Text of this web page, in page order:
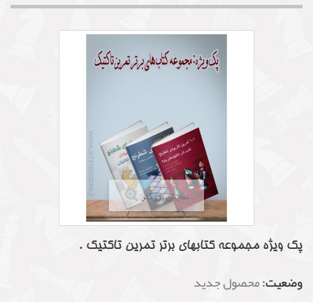
نمایش بزرگتر
پک ویژه مجموعه کتابهای برتر تمرین تاکتیک .
وضعیت:محصول جدید